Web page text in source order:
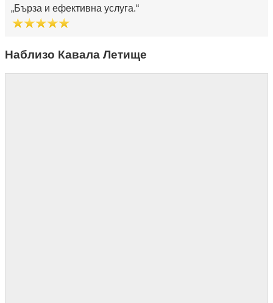
Бърза и ефективна услуга.
Наблизо Кавала Летище